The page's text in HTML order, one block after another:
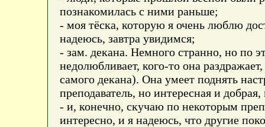
познакомилась с ними раньше;
- моя тёска, которую я очень люблю
надеюсь, завтра увидимся;
- зам. декана. Немного странно, но по
недолюбливает, кого-то она
самого декана). Она умеет поднять
преподаватель, но интересная и добрая,
- и, конечно, скучаю по некоторым
интересно, и я надеюсь, что другие